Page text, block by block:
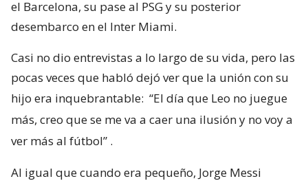
el Barcelona, su pase al PSG y su posterior
desembarco en el Inter Miami.
Casi no dio entrevistas a lo largo de su vida, pero las
pocas veces que habló dejó ver que la unión con su
hijo era inquebrantable: “El día que Leo no juegue
más, creo que se me va a caer una ilusión y no voy a
ver más al fútbol” .
Al igual que cuando era pequeño, Jorge Messi